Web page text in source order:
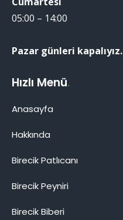
05:00 – 14:00
Pazar günleri kapalıyız.
Hızlı Menü.
Anasayfa
Hakkında
Birecik Patlıcanı
Birecik Peyniri
Birecik Biberi